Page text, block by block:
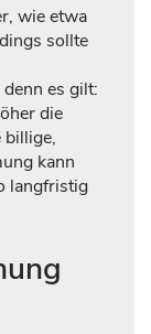
wie etwa
sollte
es gilt:
die
billige,
kann
langfristig